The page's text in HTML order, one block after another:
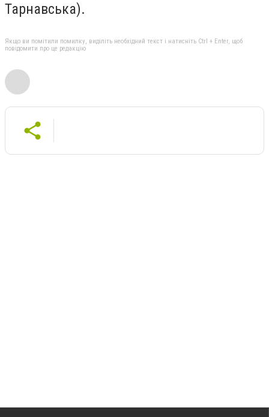
Тарнавська).
Якщо ви помітили помилку, виділіть необхідний текст і натисніть Ctrl + Enter, щоб
повідомити про це редакцію